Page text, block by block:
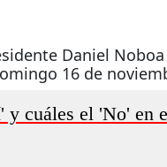
Daniel
16 de
cuáles el 'No' en